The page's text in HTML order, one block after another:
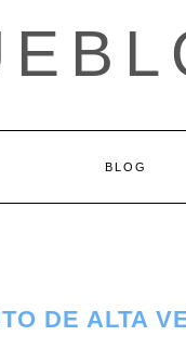
BLOG
DE ALTA